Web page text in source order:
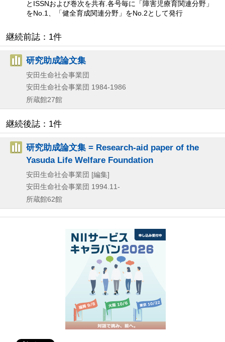
とISSNおよび巻次を共有.各号毎に「障害児療育関連分野」
をNo.1、「健全育成関連分野」をNo.2として発行
継続前誌：1件
研究助成論文集
安田生命社会事業団
安田生命社会事業団 1984-1986
所蔵館27館
継続後誌：1件
研究助成論文集 = Research-aid paper of the
Yasuda Life Welfare Foundation
安田生命社会事業団 [編集]
安田生命社会事業団 1994.11-
所蔵館62館